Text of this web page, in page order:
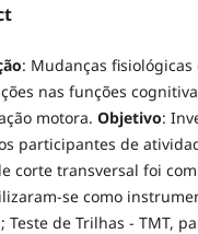
: Mudanças
nas funções
motora. Objetivo:
participantes de
corte transversal foi
se como
Teste de Trilhas - TMT,